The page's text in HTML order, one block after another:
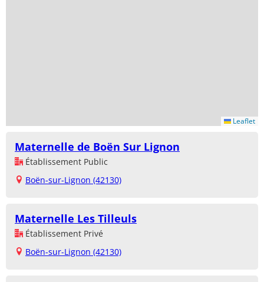
Leaflet
Maternelle de Boën Sur Lignon
Établissement Public
Boën-sur-Lignon (42130)
Maternelle Les Tilleuls
Établissement Privé
Boën-sur-Lignon (42130)